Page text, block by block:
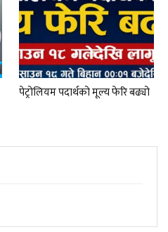
पेट्रोलियम पदार्थको मूल्य फेरि बढ्यो